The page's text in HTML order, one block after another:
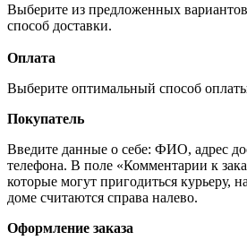
Выберите из предложенных
способ доставки.
Оплата
Выберите оптимальный способ
Покупатель
Введите данные о себе: ФИО, адрес
телефона. В поле «Комментарии к
которые могут пригодиться курьеру,
доме считаются справа налево.
Оформление заказа